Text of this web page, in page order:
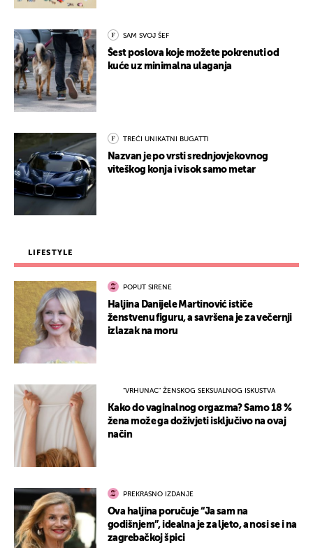
SAM SVOJ ŠEF
Šest poslova koje možete pokrenuti od
kuće uz minimalna ulaganja
TREĆI UNIKATNI BUGATTI
Nazvan je po vrsti srednjovjekovnog
viteškog konja i visok samo metar
LIFESTYLE
POPUT SIRENE
Haljina Danijele Martinović ističe
ženstvenu figuru, a savršena je za večernji
izlazak na moru
"VRHUNAC" ŽENSKOG SEKSUALNOG ISKUSTVA
Kako do vaginalnog orgazma? Samo 18 %
žena može ga doživjeti isključivo na ovaj
način
PREKRASNO IZDANJE
Ova haljina poručuje “Ja sam na
godišnjem”, idealna je za ljeto, a nosi se i na
zagrebačkoj špici